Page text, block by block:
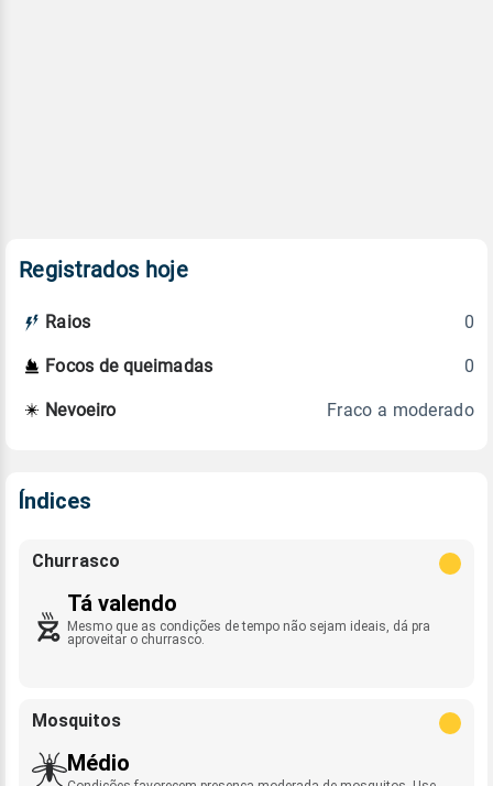
Registrados hoje
Raios 0
Focos de queimadas 0
Nevoeiro Fraco a moderado
Índices
Churrasco
Tá valendo
Mesmo que as condições de tempo não sejam ideais, dá pra
aproveitar o churrasco.
Mosquitos
Médio